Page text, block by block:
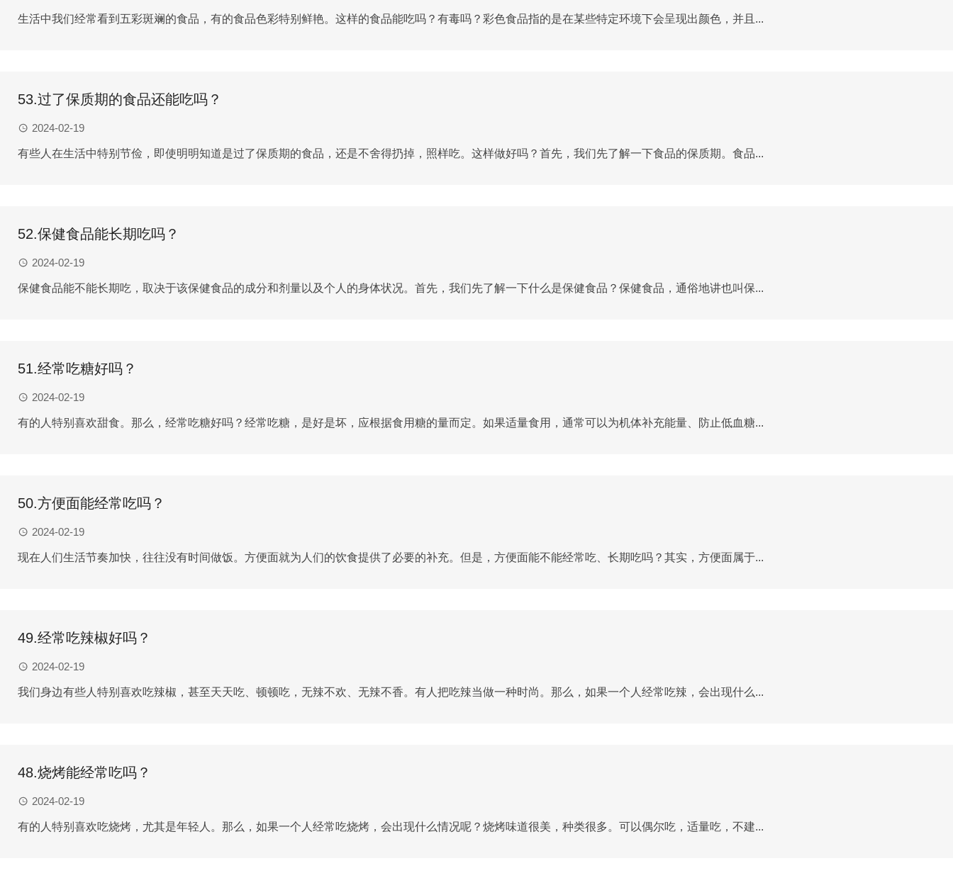
生活中我们经常看到五彩斑斓的食品，有的食品色彩特别鲜艳。这样的食品能吃吗？有毒吗？彩色食品指的是在某些特定环境下会呈现出颜色，并且...
53.过了保质期的食品还能吃吗？
2024-02-19
有些人在生活中特别节俭，即使明明知道是过了保质期的食品，还是不舍得扔掉，照样吃。这样做好吗？首先，我们先了解一下食品的保质期。食品...
52.保健食品能长期吃吗？
2024-02-19
保健食品能不能长期吃，取决于该保健食品的成分和剂量以及个人的身体状况。首先，我们先了解一下什么是保健食品？保健食品，通俗地讲也叫保...
51.经常吃糖好吗？
2024-02-19
有的人特别喜欢甜食。那么，经常吃糖好吗？经常吃糖，是好是坏，应根据食用糖的量而定。如果适量食用，通常可以为机体补充能量、防止低血糖...
50.方便面能经常吃吗？
2024-02-19
现在人们生活节奏加快，往往没有时间做饭。方便面就为人们的饮食提供了必要的补充。但是，方便面能不能经常吃、长期吃吗？其实，方便面属于...
49.经常吃辣椒好吗？
2024-02-19
我们身边有些人特别喜欢吃辣椒，甚至天天吃、顿顿吃，无辣不欢、无辣不香。有人把吃辣当做一种时尚。那么，如果一个人经常吃辣，会出现什么...
48.烧烤能经常吃吗？
2024-02-19
有的人特别喜欢吃烧烤，尤其是年轻人。那么，如果一个人经常吃烧烤，会出现什么情况呢？烧烤味道很美，种类很多。可以偶尔吃，适量吃，不建...